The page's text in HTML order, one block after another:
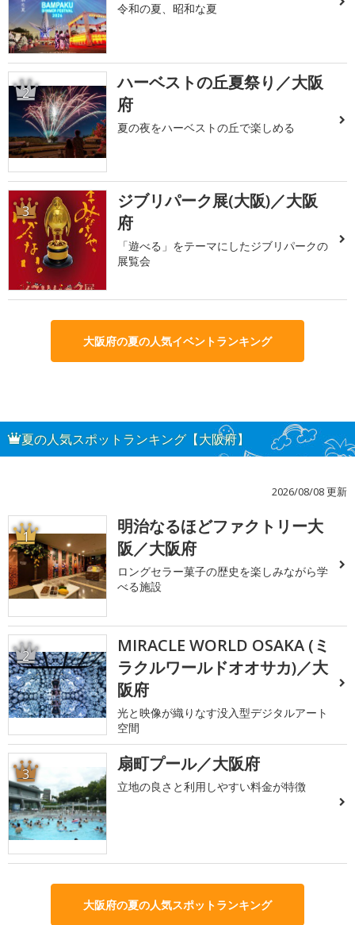
令和の夏、昭和な夏
2
ハーベストの丘夏祭り／大阪
府
夏の夜をハーベストの丘で楽しめる
3
ジブリパーク展(大阪)／大阪
府
「遊べる」をテーマにしたジブリパークの
展覧会
大阪府の夏の人気イベントランキング
夏の人気スポットランキング【大阪府】
2026/08/08 更新
1
明治なるほどファクトリー大
阪／大阪府
ロングセラー菓子の歴史を楽しみながら学
べる施設
2
MIRACLE WORLD OSAKA (ミ
ラクルワールドオオサカ)／大
阪府
光と映像が織りなす没入型デジタルアート
空間
3 扇町プール／大阪府
立地の良さと利用しやすい料金が特徴
大阪府の夏の人気スポットランキング